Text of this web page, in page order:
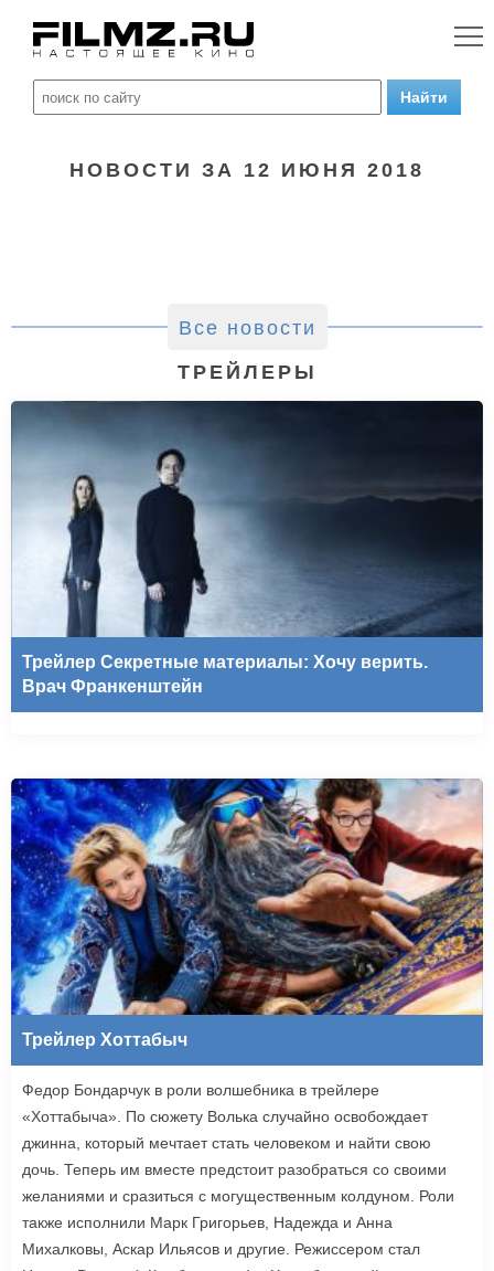
НОВОСТИ ЗА 12 ИЮНЯ 2018
Все новости
ТРЕЙЛЕРЫ
Трейлер Секретные материалы: Хочу верить.
Врач Франкенштейн
Трейлер Хоттабыч
Федор Бондарчук в роли волшебника в трейлере
«Хоттабыча». По сюжету Волька случайно освобождает
джинна, который мечтает стать человеком и найти свою
дочь. Теперь им вместе предстоит разобраться со своими
желаниями и сразиться с могущественным колдуном. Роли
также исполнили Марк Григорьев, Надежда и Анна
Михалковы, Аскар Ильясов и другие. Режиссером стал